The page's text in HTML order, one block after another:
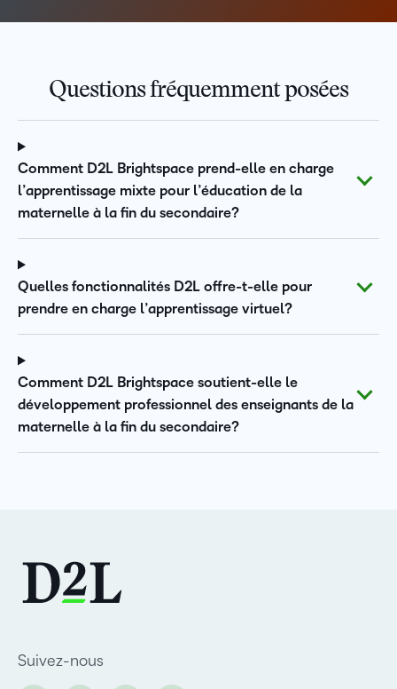
Questions fréquemment posées
Comment D2L Brightspace prend-elle en charge
l’apprentissage mixte pour l’éducation de la
maternelle à la fin du secondaire?
Quelles fonctionnalités D2L offre-t-elle pour
prendre en charge l’apprentissage virtuel?
Comment D2L Brightspace soutient-elle le
développement professionnel des enseignants de la
maternelle à la fin du secondaire?
Suivez-nous